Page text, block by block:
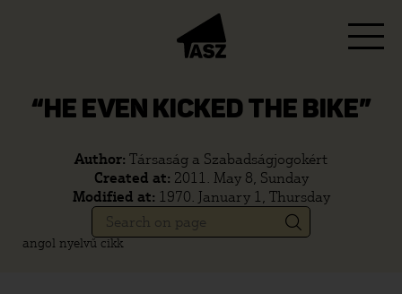
“HE EVEN KICKED THE BIKE”
Author: Társaság a Szabadságjogokért
Created at: 2011. May 8, Sunday
Modified at: 1970. January 1, Thursday
angol nyelvű cikk